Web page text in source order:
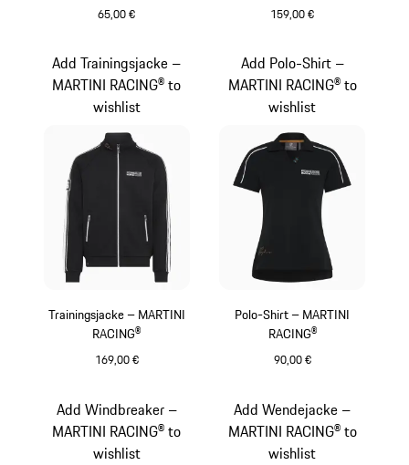
65,00 € 159,00 €
Trainingsjacke – MARTINI
RACING®
169,00 €
Add Trainingsjacke –
MARTINI RACING® to
wishlist
Polo-Shirt – MARTINI
RACING®
90,00 €
Add Polo-Shirt –
MARTINI RACING® to
wishlist
Add Windbreaker –
MARTINI RACING® to
wishlist
Add Wendejacke –
MARTINI RACING® to
wishlist